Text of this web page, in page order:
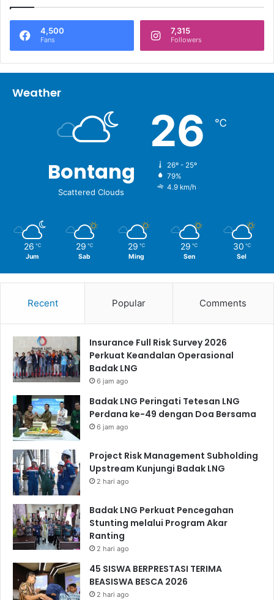
4,500
Fans
7,315
Followers
Weather
Bontang
Scattered Clouds
26 ℃
26º - 25º
79%
4.9 km/h
26 ℃
Jum
29 ℃
Sab
29 ℃
Ming
29 ℃
Sen
30 ℃
Sel
Recent Popular Comments
Insurance Full Risk Survey 2026
Perkuat Keandalan Operasional
Badak LNG
6 jam ago
Badak LNG Peringati Tetesan LNG
Perdana ke-49 dengan Doa Bersama
6 jam ago
Project Risk Management Subholding
Upstream Kunjungi Badak LNG
2 hari ago
Badak LNG Perkuat Pencegahan
Stunting melalui Program Akar
Ranting
2 hari ago
45 SISWA BERPRESTASI TERIMA
BEASISWA BESCA 2026
2 hari ago